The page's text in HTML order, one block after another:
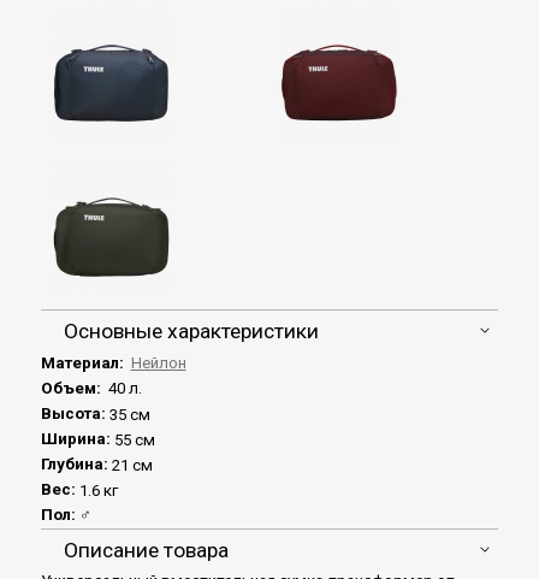
Основные характеристики
Материал: Нейлон
Объем: 40 л.
Высота: 35 см
Ширина: 55 см
Глубина: 21 см
Вес: 1.6 кг
Пол: ♂
Описание товара